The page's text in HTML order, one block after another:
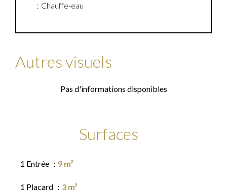
Chauffe-eau
Autres visuels
Pas d'informations disponibles
Surfaces
1 Entrée 9 m²
1 Placard 3 m²